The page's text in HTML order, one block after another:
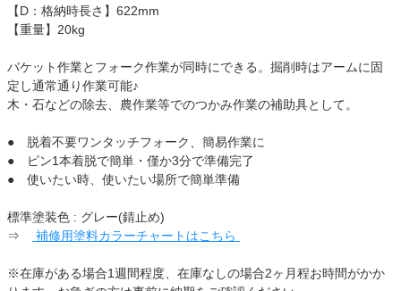
【D：格納時長さ】622mm
【重量】20kg
バケット作業とフォーク作業が同時にできる。掘削時はアームに固
定し通常通り作業可能♪
木・石などの除去、農作業等でのつかみ作業の補助具として。
● 脱着不要ワンタッチフォーク、簡易作業に
● ピン1本着脱で簡単・僅か3分で準備完了
● 使いたい時、使いたい場所で簡単準備
標準塗装色 : グレー(錆止め)
⇒
補修用塗料カラーチャートはこちら
※在庫がある場合1週間程度、在庫なしの場合2ヶ月程お時間がかか